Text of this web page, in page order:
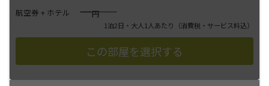
航空券 + ホテル ――――円
1泊2日・大人1人あたり （消費税・サービス料込）